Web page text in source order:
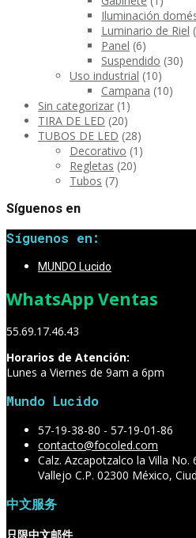
Iluminación
Luminario de Riel
Panel (6)
Suspendido (30)
Uso industrial (10)
Campana (10)
Sin categorizar (1)
TIRA DE LED (20)
TUBOS DE LED (28)
Decorativo (1)
Regletas (20)
Tubos (7)
Síguenos en
Síguenos en:
MUNDO Lucido
WhatsApp Ventas
55.69.17.46.43
Horarios de Atención:
Lunes a Viernes de 9am a 6pm
Mundo Lucido
57-19-38-80 - 57-19-01-86
contacto@focoled.com
Calz. Azcapotzalco la Villa No.
Vallejo C.P. 02300 México,
中文服务
只限中文邮件